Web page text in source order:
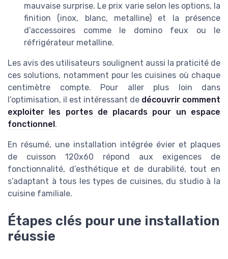
mauvaise surprise. Le prix varie selon les options, la
finition (inox, blanc, metalline) et la présence
d’accessoires comme le domino feux ou le
réfrigérateur metalline.
Les avis des utilisateurs soulignent aussi la praticité de
ces solutions, notamment pour les cuisines où chaque
centimètre compte. Pour aller plus loin dans
l’optimisation, il est intéressant de découvrir comment
exploiter les portes de placards pour un espace
fonctionnel.
En résumé, une installation intégrée évier et plaques
de cuisson 120x60 répond aux exigences de
fonctionnalité, d’esthétique et de durabilité, tout en
s’adaptant à tous les types de cuisines, du studio à la
cuisine familiale.
Étapes clés pour une installation
réussie